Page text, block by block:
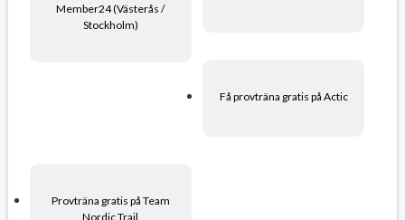
Member24 (Västerås /
Stockholm)
Få provträna gratis på Actic
Provträna gratis på Team
Nordic Trail